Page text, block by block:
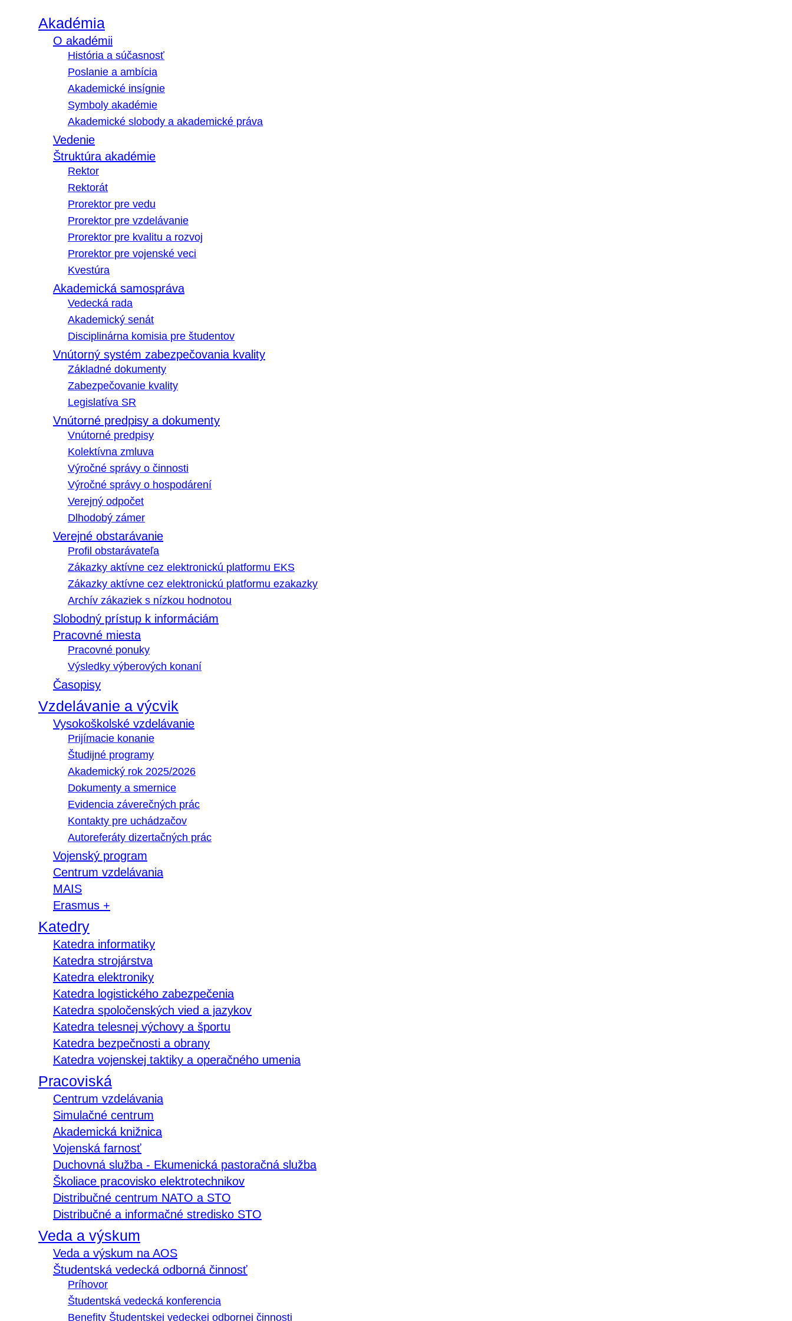
Akadémia
O akadémii
História a súčasnosť
Poslanie a ambícia
Akademické insígnie
Symboly akadémie
Akademické slobody a akademické práva
Vedenie
Štruktúra akadémie
Rektor
Rektorát
Prorektor pre vedu
Prorektor pre vzdelávanie
Prorektor pre kvalitu a rozvoj
Prorektor pre vojenské veci
Kvestúra
Akademická samospráva
Vedecká rada
Akademický senát
Disciplinárna komisia pre študentov
Vnútorný systém zabezpečovania kvality
Základné dokumenty
Zabezpečovanie kvality
Legislatíva SR
Vnútorné predpisy a dokumenty
Vnútorné predpisy
Kolektívna zmluva
Výročné správy o činnosti
Výročné správy o hospodárení
Verejný odpočet
Dlhodobý zámer
Verejné obstarávanie
Profil obstarávateľa
Zákazky aktívne cez elektronickú platformu EKS
Zákazky aktívne cez elektronickú platformu ezakazky
Archív zákaziek s nízkou hodnotou
Slobodný prístup k informáciám
Pracovné miesta
Pracovné ponuky
Výsledky výberových konaní
Časopisy
Vzdelávanie a výcvik
Vysokoškolské vzdelávanie
Prijímacie konanie
Študijné programy
Akademický rok 2025/2026
Dokumenty a smernice
Evidencia záverečných prác
Kontakty pre uchádzačov
Autoreferáty dizertačných prác
Vojenský program
Centrum vzdelávania
MAIS
Erasmus +
Katedry
Katedra informatiky
Katedra strojárstva
Katedra elektroniky
Katedra logistického zabezpečenia
Katedra spoločenských vied a jazykov
Katedra telesnej výchovy a športu
Katedra bezpečnosti a obrany
Katedra vojenskej taktiky a operačného umenia
Pracoviská
Centrum vzdelávania
Simulačné centrum
Akademická knižnica
Vojenská farnosť
Duchovná služba - Ekumenická pastoračná služba
Školiace pracovisko elektrotechnikov
Distribučné centrum NATO a STO
Distribučné a informačné stredisko STO
Veda a výskum
Veda a výskum na AOS
Študentská vedecká odborná činnosť
Príhovor
Študentská vedecká konferencia
Benefity Študentskej vedeckej odbornej činnosti